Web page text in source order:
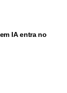
IA entra no